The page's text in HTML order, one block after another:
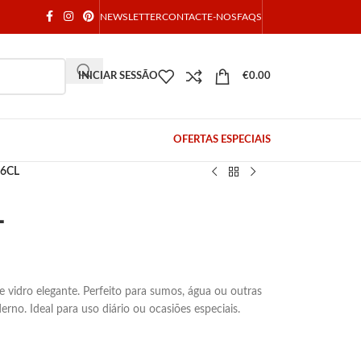
NEWSLETTERCONTACTE-NOSFAQS
INICIAR SESSÃO €0.00
OFERTAS ESPECIAIS
vidro elegante. Perfeito para sumos, água ou outras
Ideal para uso diário ou ocasiões especiais.